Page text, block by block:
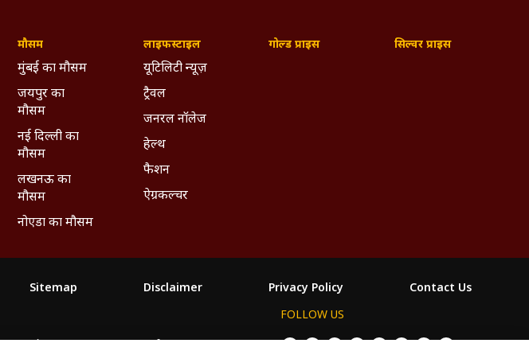
मौसम
मुंबई का मौसम
जयपुर का
मौसम
नई दिल्ली का
मौसम
लखनऊ का
मौसम
नोएडा का मौसम
लाइफस्टाइल
यूटिलिटी न्यूज़
ट्रैवल
जनरल नॉलेज
हेल्थ
फैशन
ऐग्रकल्चर
गोल्ड प्राइस सिल्वर प्राइस
Sitemap Disclaimer Privacy Policy
Contact Us
FOLLOW US